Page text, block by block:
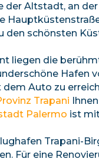
der Altstadt, an
den schönsten
liegen die
Hafen
Auto zu
Trapani
Palermo ist
Trapani-
Für eine